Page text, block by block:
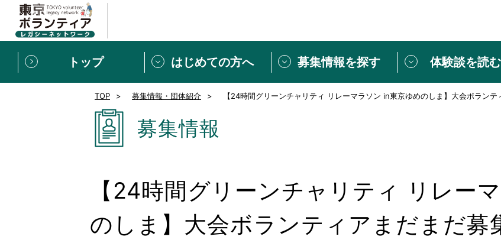
トップ はじめての方へ
新規登録 ボランティアをしたい方は
東京ボランティアレガシーネットワークとは ボラン
あなたに
募集情報を探す
募集情報
体験談を読む
[個人] 体験談
ボランティアの広場
新着記事一覧
ボランテ
活動のヒ
TOP 募集情報・団体紹介 【24時間グリーンチャリティ リレーマラソン in東京ゆめのしま】大会ボランテ
募集情報
【24時間グリーンチャリティ リレー
のしま】大会ボランティアまだまだ募